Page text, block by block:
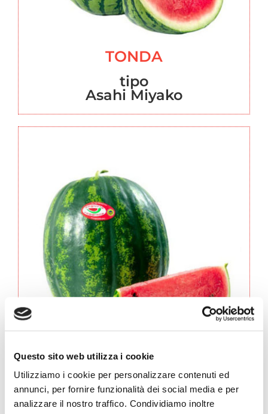
Questo sito web utilizza i cookie
Utilizziamo i cookie per personalizzare contenuti ed
annunci, per fornire funzionalità dei social media e per
analizzare il nostro traffico. Condividiamo inoltre
TONDA
tipo
Asahi Miyako
OVALE
tipo
Crimson